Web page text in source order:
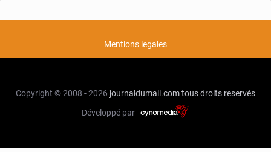
Mentions legales
Copyright © 2008 - 2026 journaldumali.comtous droits reservés
Développé par